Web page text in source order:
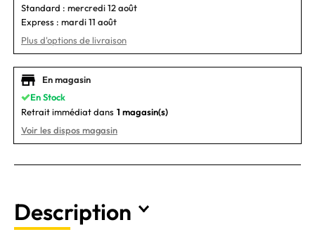
Standard : mercredi 12 août
Express : mardi 11 août
Plus d'options de livraison
En magasin
En Stock
Retrait immédiat dans 1 magasin(s)
Voir les dispos magasin
Description